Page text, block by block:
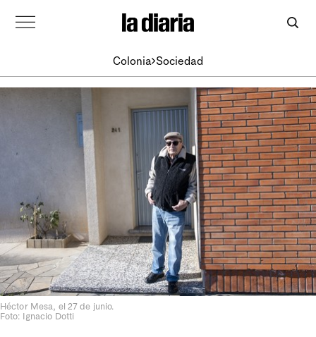
Colonia Sociedad
Héctor Mesa, el 27 de junio.
Foto: Ignacio Dotti